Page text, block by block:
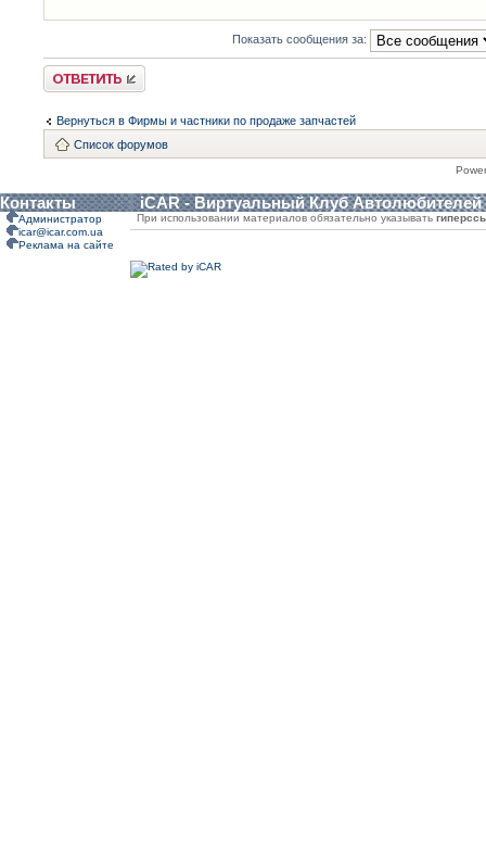
Показать сообщения за:
Ответить
Вернуться в Фирмы и частники по продаже запчастей
Список форумов
Контакты iCAR - Виртуальный Клуб Автолюбителей
Администратор
icar@icar.com.ua
Реклама на сайте
При использовании материалов обязательно указывать